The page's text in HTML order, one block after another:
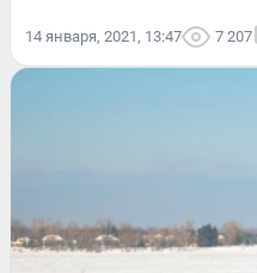
14 января, 2021, 13:47 7 207